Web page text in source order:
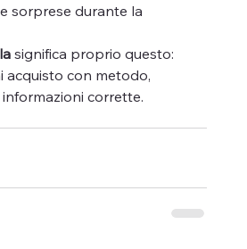
sorprese durante la
significa proprio questo:
acquisto con metodo,
corrette.